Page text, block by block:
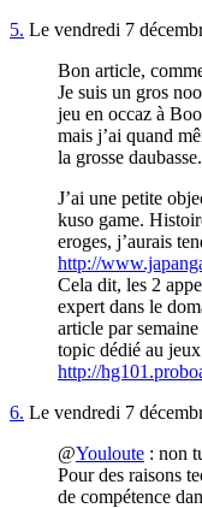
5. Le vendredi 7
Bon article,
Je suis un gros
jeu en occaz à
mais j’ai quand
la grosse daubasse.
J’ai une petite
kuso game.
eroges, j’aurais
http://
Cela dit, les 2
expert dans le
article par
topic dédié au
http://
6. Le vendredi 7
@Youloute : non
Pour des raisons
de compétence